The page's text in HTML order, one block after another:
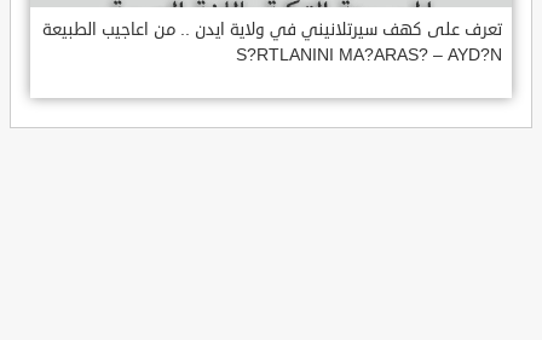
تعرف على كهف سيرتلانيني في ولاية ايدن .. من اعاجيب الطبيعة
S?RTLANINI MA?ARAS? – AYD?N